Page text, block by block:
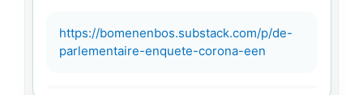
https://bomenenbos.substack.com/p/de-
parlementaire-enquete-corona-een